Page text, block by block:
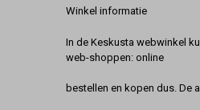
Winkel informatie
In de Keskusta webwinkel
web-shoppen: online
bestellen en kopen dus. De